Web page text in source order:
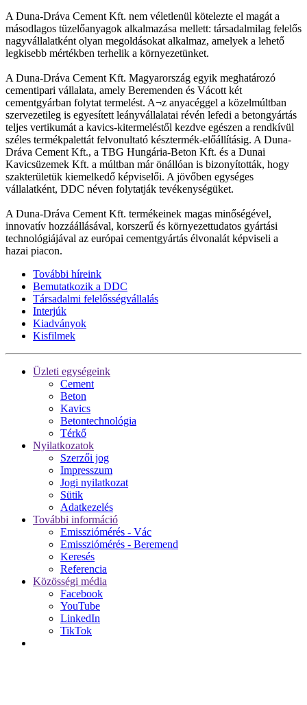
A Duna-Dráva Cement Kft. nem véletlenül kötelezte el magát a
másodlagos tüzelőanyagok alkalmazása mellett: társadalmilag felelős
nagyvállalatként olyan megoldásokat alkalmaz, amelyek a lehető
legkisebb mértékben terhelik a környezetünket.
A Duna-Dráva Cement Kft. Magyarország egyik meghatározó
cementipari vállalata, amely Beremenden és Vácott két
cementgyárban folytat termelést. A¬z anyacéggel a közelmúltban
szervezetileg is egyesített leányvállalatai révén lefedi a betongyártás
teljes vertikumát a kavics-kitermeléstől kezdve egészen a rendkívül
széles termékpalettát felvonultató késztermék-előállításig. A Duna-
Dráva Cement Kft., a TBG Hungária-Beton Kft. és a Dunai
Kavicsüzemek Kft. a múltban már önállóan is bizonyították, hogy
szakterületük kiemelkedő képviselői. A jövőben egységes
vállalatként, DDC néven folytatják tevékenységüket.
A Duna-Dráva Cement Kft. termékeinek magas minőségével,
innovatív hozzáállásával, korszerű és környezettudatos gyártási
technológiájával az európai cementgyártás élvonalát képviseli a
hazai piacon.
További híreink
Bemutatkozik a DDC
Társadalmi felelősségvállalás
Interjúk
Kiadványok
Kisfilmek
Üzleti egységeink
Cement
Beton
Kavics
Betontechnológia
Térkő
Nyilatkozatok
Szerzői jog
Impresszum
Jogi nyilatkozat
Sütik
Adatkezelés
További információ
Emissziómérés - Vác
Emissziómérés - Beremend
Keresés
Referencia
Közösségi média
Facebook
YouTube
LinkedIn
TikTok